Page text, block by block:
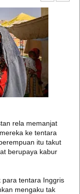
rela memanjat
ke tentara
itu takut
berupaya kabur
para tentara Inggris
mengaku tak